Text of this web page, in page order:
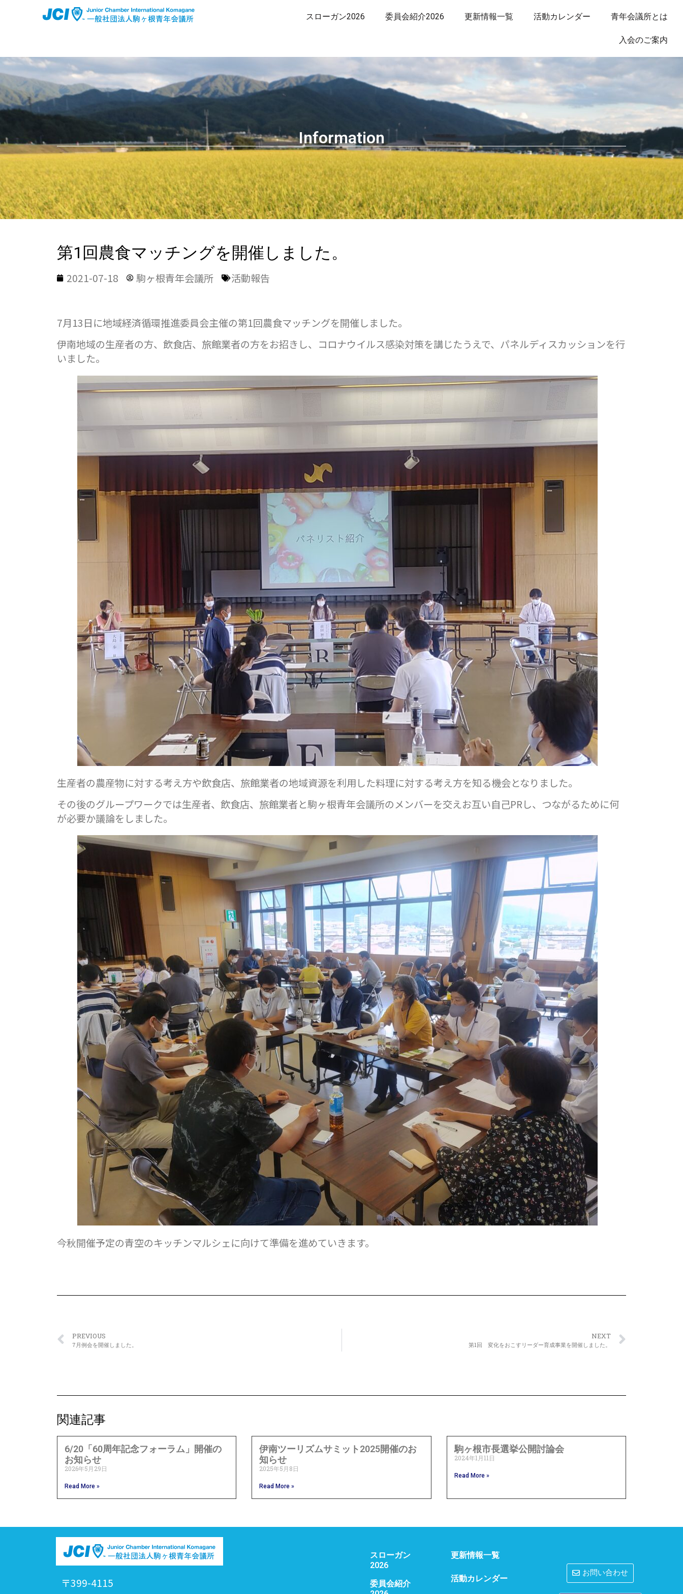
スローガン2026 委員会紹介2026 更新情報一覧 活動カレンダー 青年会議所とは
入会のご案内
Information
第1回農食マッチングを開催しました。
2021-07-18 駒ヶ根青年会議所 活動報告
7月13日に地域経済循環推進委員会主催の第1回農食マッチングを開催しました。
伊南地域の生産者の方、飲食店、旅館業者の方をお招きし、コロナウイルス感染対策を講じたうえで、パネルディスカッションを行
いました。
生産者の農産物に対する考え方や飲食店、旅館業者の地域資源を利用した料理に対する考え方を知る機会となりました。
その後のグループワークでは生産者、飲食店、旅館業者と駒ヶ根青年会議所のメンバーを交えお互い自己PRし、つながるために何
が必要か議論をしました。
今秋開催予定の青空のキッチンマルシェに向けて準備を進めていきます。
PREVIOUS
7月例会を開催しました。
NEXT
第1回 変化をおこすリーダー育成事業を開催しました。
関連記事
6/20「60周年記念フォーラム」開催の
お知らせ
2026年5月29日
Read More »
伊南ツーリズムサミット2025開催のお
知らせ
2025年5月8日
Read More »
駒ヶ根市長選挙公開討論会
2024年1月11日
Read More »
〒399-4115
スローガン
2026
委員会紹介
更新情報一覧
活動カレンダー
お問い合わせ